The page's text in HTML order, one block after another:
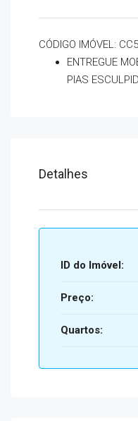
CÓDIGO IMÓVEL:
ENTREGUE
PIAS
Detalhes
ID do Imóvel:
Preço:
Quartos: